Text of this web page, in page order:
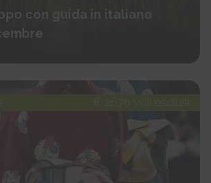
con guida in italiano
€ 2670 voli esclusi